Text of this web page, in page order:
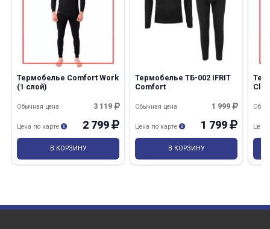
Термобелье Comfort Work
(1 слой)
3 119
Обычная цена
2 799
Цена по карте
В КОРЗИНУ
Термобелье ТБ-002 IFRIT
Comfort
1 999
Обычная цена
1 799
Цена по карте
В КОРЗИНУ
Цена